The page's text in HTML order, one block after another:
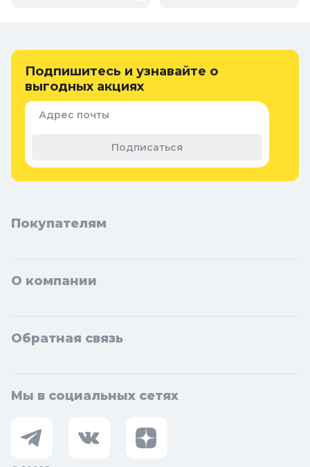
Подпишитесь и узнавайте о
выгодных акциях
Адрес почты
Подписаться
Покупателям
О компании
Обратная связь
Мы в социальных сетях